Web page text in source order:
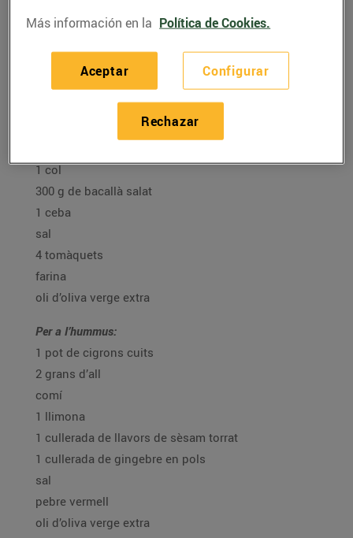
Farcellets de col
08/febrero/2021
1 col
300 g de bacallà salat
1 ceba
sal
4 tomàquets
farina
oli d’oliva verge extra
Per a l’hummus:
1 pot de cigrons cuits
2 grans d’all
comí
1 llimona
1 cullerada de llavors de sèsam torrat
1 cullerada de gingebre en pols
sal
pebre vermell
oli d’oliva verge extra
Más información en la Política de Cookies.
Configurar
Rechazar
Aceptar